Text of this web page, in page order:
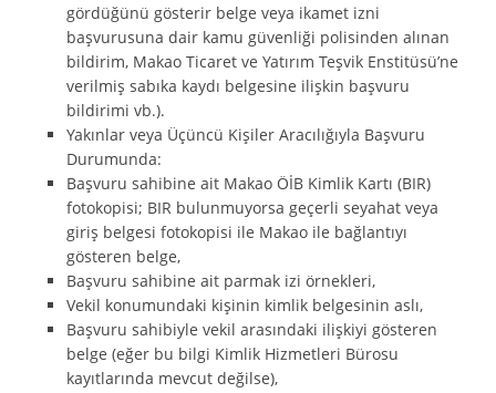
gördüğünü gösterir belge veya ikamet izni
başvurusuna dair kamu güvenliği polisinden alınan
bildirim, Makao Ticaret ve Yatırım Teşvik Enstitüsü’ne
verilmiş sabıka kaydı belgesine ilişkin başvuru
bildirimi vb.).
Yakınlar veya Üçüncü Kişiler Aracılığıyla Başvuru
Durumunda:
Başvuru sahibine ait Makao ÖİB Kimlik Kartı (BIR)
fotokopisi; BIR bulunmuyorsa geçerli seyahat veya
giriş belgesi fotokopisi ile Makao ile bağlantıyı
gösteren belge,
Başvuru sahibine ait parmak izi örnekleri,
Vekil konumundaki kişinin kimlik belgesinin aslı,
Başvuru sahibiyle vekil arasındaki ilişkiyi gösteren
belge (eğer bu bilgi Kimlik Hizmetleri Bürosu
kayıtlarında mevcut değilse),